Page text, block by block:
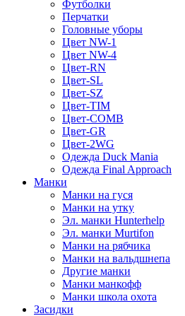
Футболки
Перчатки
Головные уборы
Цвет NW-1
Цвет NW-4
Цвет-RN
Цвет-SL
Цвет-SZ
Цвет-TIM
Цвет-COMB
Цвет-GR
Цвет-2WG
Одежда Duck Mania
Одежда Final Approach
Манки
Манки на гуся
Манки на утку
Эл. манки Hunterhelp
Эл. манки Murtifon
Манки на рябчика
Манки на вальдшнепа
Другие манки
Манки манкофф
Манки школа охота
Засидки